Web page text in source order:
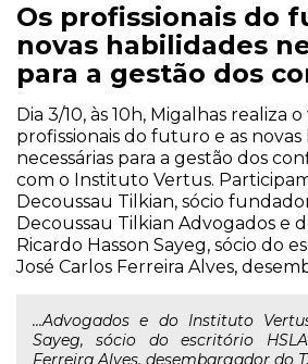
Os profissionais do
novas habilidades
para a gestão dos
Dia 3/10, às 10h, Migalhas realiza
profissionais do futuro e as novas
necessárias para a gestão dos
com o Instituto Vertus.
Decoussau Tilkian, sócio
Decoussau Tilkian Advogados e
Ricardo Hasson Sayeg, sócio do
José Carlos Ferreira Alves,
...Advogados e do Instituto
Sayeg, sócio do escritório
Ferreira Alves, desembargador do